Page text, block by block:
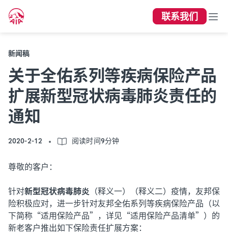
联系我们
新闻稿
关于全佑系列等疾病保险产品
扩展新型冠状病毒肺炎责任的
通知
2020-2-12 阅读时间9分钟
尊敬的客户：
针对新型冠状病毒肺炎 （释义一）（释义二）疫情，友邦保
险积极应对，进一步针对友邦全佑系列等疾病保险产品（以
下简称“适用保险产品”，详见“适用保险产品清单”）的
新老客户推出如下保险责任扩展方案：